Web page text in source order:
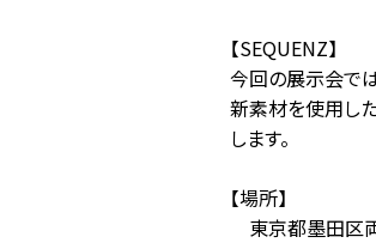
【SEQUENZ】
今回の展示会で
新素材を使用し
します。
【場所】
東京都墨田区